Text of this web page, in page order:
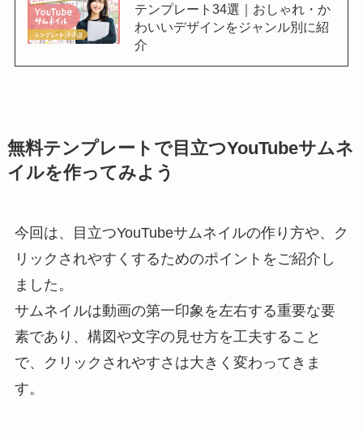
テンプレート34選｜おしゃれ・か
わいいデザインをジャンル別に紹
介
無料テンプレートで目立つYouTubeサムネ
イルを作ってみよう
今回は、目立つYouTubeサムネイルの作り方や、ク
リックされやすくするためのポイントをご紹介し
ました。
サムネイルは動画の第一印象を左右する重要な要
素であり、構図や文字の見せ方を工夫すること
で、クリックされやすさは大きく変わってきま
す。